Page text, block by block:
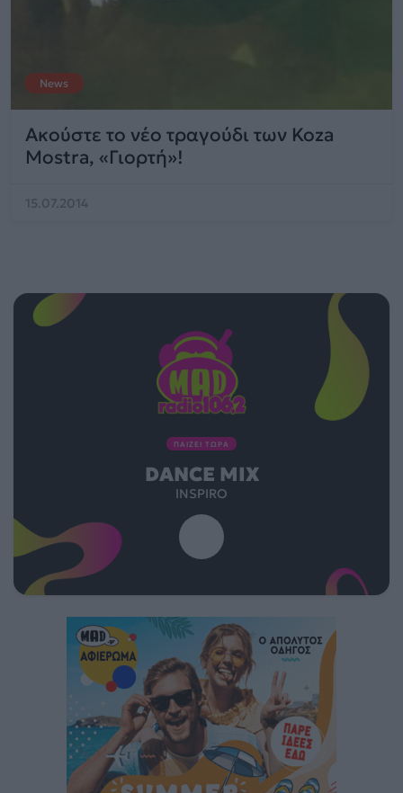
News
Ακούστε το νέο τραγούδι των Koza
Mostra, «Γιορτή»!
15.07.2014
ΠΑΙΖΕΙ ΤΩΡΑ
DANCE MIX
INSPIRO